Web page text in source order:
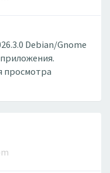
Debian/Gnome
просмотра